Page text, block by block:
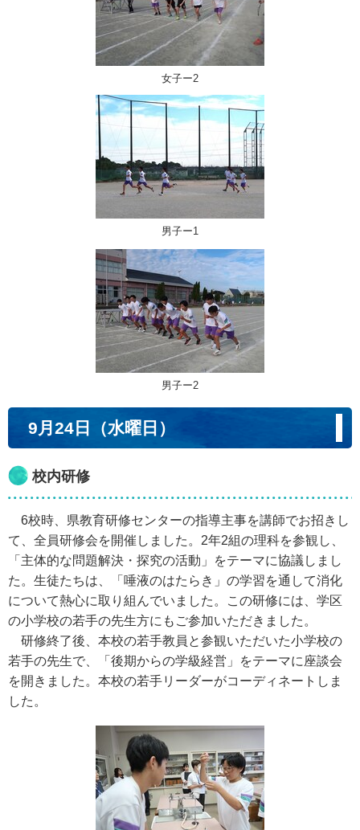
女子ー2
男子ー1
男子ー2
9月24日（水曜日）
校内研修
6校時、県教育研修センターの指導主事を講師でお招きし
て、全員研修会を開催しました。2年2組の理科を参観し、
「主体的な問題解決・探究の活動」をテーマに協議しまし
た。生徒たちは、「唾液のはたらき」の学習を通して消化
について熱心に取り組んでいました。この研修には、学区
の小学校の若手の先生方にもご参加いただきました。
研修終了後、本校の若手教員と参観いただいた小学校の
若手の先生で、「後期からの学級経営」をテーマに座談会
を開きました。本校の若手リーダーがコーディネートしま
した。